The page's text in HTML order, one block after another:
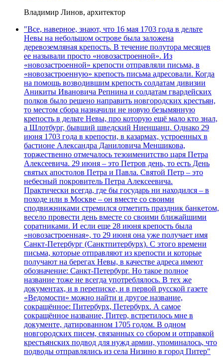
Владимир Линов, архитектор
"Все, наверное, знают, что 16 мая 1703 года в дельте
Невы на небольшом острове была заложена
деревоземляная крепость. В течение полутора месяцев
ее называли просто «новозастроенной». Из
«новозастроенной» крепости отправляли письма, в
«новозастроенную» крепость письма адресовали. Когда
на помощь возводившим крепость солдатам дивизии
Аникиты Ивановича Репнина и солдатам гвардейских
полков было решено направить новгородских крестьян,
то местом сбора назначили не новую безымянную
крепость в дельте Невы, про которую ещё мало кто знал,
а Шлотбург, бывший шведский Ниеншанц. Однако 29
июня 1703 года в крепости, в казармах, устроенных в
бастионе Александра Даниловича Меншикова,
торжественно отмечалось тезоименитство царя Петра
Алексеевича. 29 июня – это Петров день, то есть День
святых апостолов Петра и Павла. Святой Петр – это
небесный покровитель Петра Алексеевича.
Практически всегда, где бы государь ни находился – в
походе или в Москве – он вместе со своими
сподвижниками стремился отметить праздник банкетом,
весело провести день вместе со своими ближайшими
соратниками. И если еще 28 июня крепость была
«новозастроенная», то 29 июня она уже получает имя
Санкт-Петербург (Санктпитербурх). С этого времени
письма, которые отправляют из крепости и которые
получают на берегах Невы, в качестве адреса имеют
обозначение: Санкт-Петербург. Но такое полное
название тоже не всегда употреблялось. В тех же
документах, и в переписке, и в первой русской газете
«Ведомости» можно найти и другое название,
сокращённое: Питербурх, Петербурх. А самое
сокращённое название, Питер, встретилось мне в
документе, датированном 1705 годом. В одном
новгородских писем, связанных со сбором и отправкой
крестьянских подвод для нужд армии, упоминалось, что
подводы отправлялись из села Низино в город Питер"